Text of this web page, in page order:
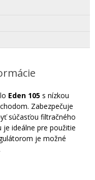
Eden 105 s nízkou
Zabezpečuje
súčasťou filtračného
ideálne pre použitie
je možné